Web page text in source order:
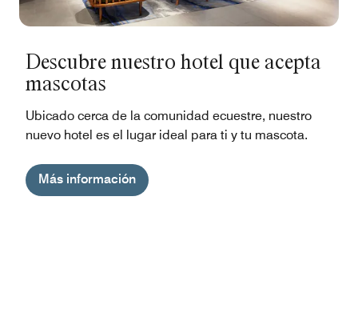
Descubre nuestro hotel que acepta
mascotas
Ubicado cerca de la comunidad ecuestre, nuestro
nuevo hotel es el lugar ideal para ti y tu mascota.
Más información